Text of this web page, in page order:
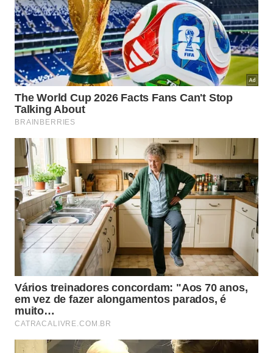
Pisos industriaischamam atenção pelo visual
moderno e pela sensação de amplitude. Inspirados
em galpões, lojas e espaços comerciais, eles
passaram a ser usados em casas por causa da
resistência, do acabamento discreto e da facilidade
de harmonização com diferentes estilos.
avaliar o tipo de ambiente, a iluminação natural e o
conforto desejado. Eles funcionam muito bem
quando o projeto busca uma base neutra para
destacar móveis, tapetes, plantas e objetos
decorativos.
Combinam com salas integradas e cozinhas
abertas.
Facilitam a limpeza em áreas de uso frequente.
Criam um visual moderno sem excesso de
informação.
Como escolher o melhor
revestimento para valorizar o lar?